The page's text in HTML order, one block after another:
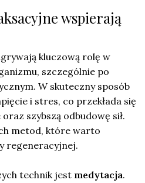
wspierają
kluczową rolę w
szczególnie po
W skuteczny sposób
i stres, co przekłada się
szybszą odbudowę sił.
metod, które warto
regeneracyjnej.
technik jest medytacja.